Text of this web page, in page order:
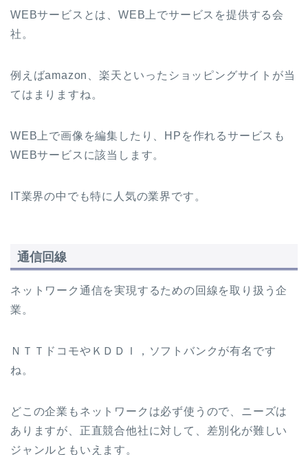
WEBサービスとは、WEB上でサービスを提供する会
社。
例えばamazon、楽天といったショッピングサイトが当
てはまりますね。
WEB上で画像を編集したり、HPを作れるサービスも
WEBサービスに該当します。
IT業界の中でも特に人気の業界です。
通信回線
ネットワーク通信を実現するための回線を取り扱う企
業。
ＮＴＴドコモやＫＤＤＩ，ソフトバンクが有名です
ね。
どこの企業もネットワークは必ず使うので、ニーズは
ありますが、正直競合他社に対して、差別化が難しい
ジャンルともいえます。